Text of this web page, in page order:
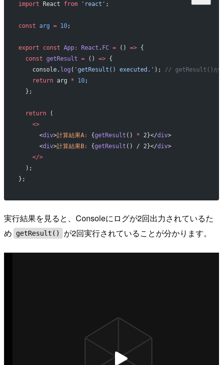
import React from 'react' ;
const arg = 10;
export const App: React . FC = () => {
  const
getResult = () => {
    console.
log ( 'getResult() executed.' ); // getResult()が何
    return
arg * 10;
  };
  return
(
    <>
      <
div>計算結果A: {getResult () * 2}</div>
      <
div>計算結果B: {getResult () / 2}</div>
    </>
  );
};
実行結果を見ると、Consoleにログが2回出力されているた
め
getResult() が2回実行されていることが分かります。